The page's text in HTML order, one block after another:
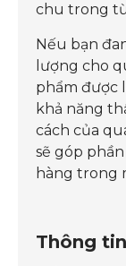
chu trong
Nếu bạn
lượng cho
phẩm được
khả năng
cách của
sẽ góp
hàng trong
Thông